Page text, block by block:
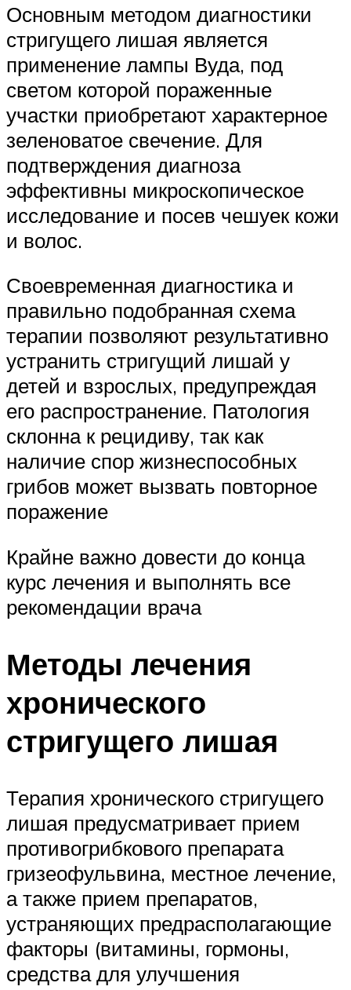
Основным методом диагностики
стригущего лишая является
применение лампы Вуда, под
светом которой пораженные
участки приобретают характерное
зеленоватое свечение. Для
подтверждения диагноза
эффективны микроскопическое
исследование и посев чешуек кожи
и волос.
Своевременная диагностика и
правильно подобранная схема
терапии позволяют результативно
устранить стригущий лишай у
детей и взрослых, предупреждая
его распространение. Патология
склонна к рецидиву, так как
наличие спор жизнеспособных
грибов может вызвать повторное
поражение
Крайне важно довести до конца
курс лечения и выполнять все
рекомендации врача
Методы лечения
хронического
стригущего лишая
Терапия хронического стригущего
лишая предусматривает прием
противогрибкового препарата
гризеофульвина, местное лечение,
а также прием препаратов,
устраняющих предрасполагающие
факторы (витамины, гормоны,
средства для улучшения